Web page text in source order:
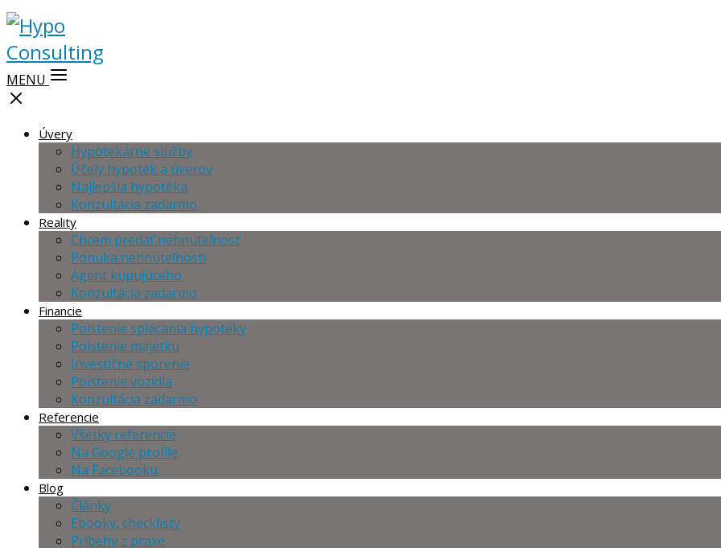
MENU
Úvery
Hypotekárne služby
Účely hypoték a úverov
Najlepšia hypotéka
Konzultácia zadarmo
Reality
Chcem predať nehnuteľnosť
Ponuka nehnuteľností
Agent kupujúceho
Konzultácia zadarmo
Financie
Poistenie splácania hypotéky
Poistenie majetku
Investičné sporenie
Poistenie vozidla
Konzultácia zadarmo
Referencie
Všetky referencie
Na Google profile
Na Facebooku
Blog
Články
Ebooky, checklisty
Príbehy z praxe